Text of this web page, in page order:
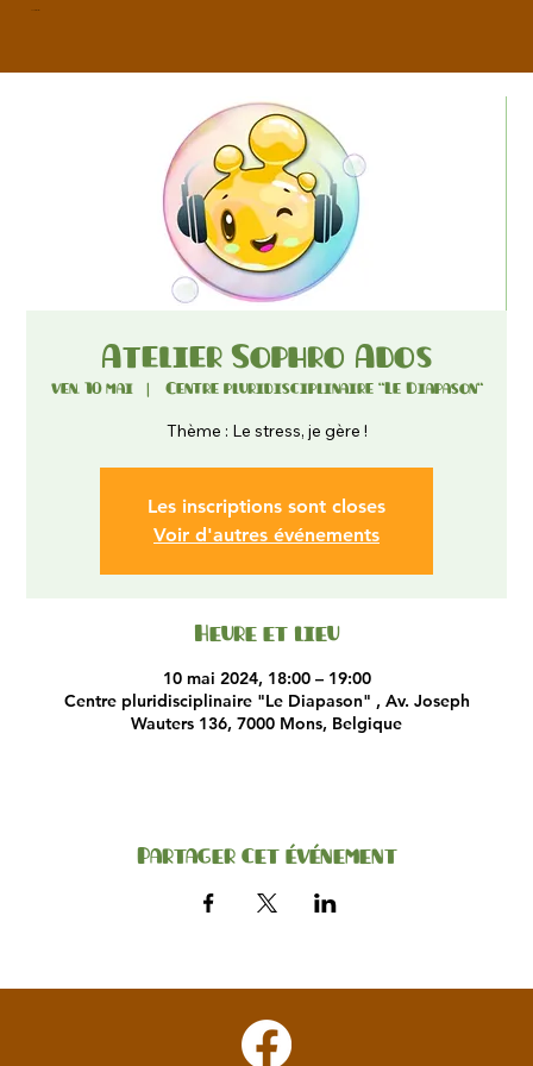
Atelier Sophro Ados
ven. 10 mai
  |
Centre pluridisciplinaire "Le Diapason"
Thème : Le stress, je gère !
Les inscriptions sont closes
Voir d'autres événements
Heure et lieu
10 mai 2024, 18:00 – 19:00
Centre pluridisciplinaire "Le Diapason" , Av. Joseph
Wauters 136, 7000 Mons, Belgique
Partager cet événement